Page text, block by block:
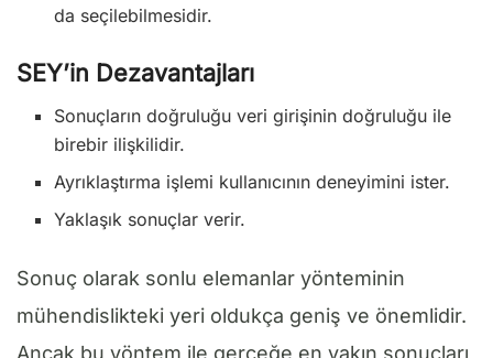
da seçilebilmesidir.
SEY’in Dezavantajları
Sonuçların doğruluğu veri girişinin doğruluğu ile
birebir ilişkilidir.
Ayrıklaştırma işlemi kullanıcının deneyimini ister.
Yaklaşık sonuçlar verir.
Sonuç olarak sonlu elemanlar yönteminin
mühendislikteki yeri oldukça geniş ve önemlidir.
Ancak bu yöntem ile gerçeğe en yakın sonuçları